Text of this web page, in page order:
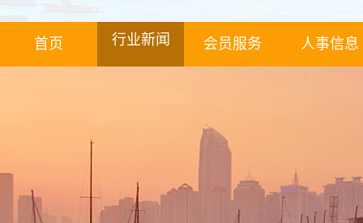
首页 行业新闻 会员服务 人事信息